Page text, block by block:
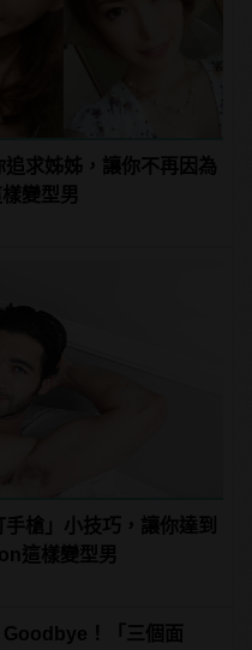
求姊姊，讓你不再因為
變型男
槍」小技巧，讓你達到
這樣變型男
Goodbye！「三個面